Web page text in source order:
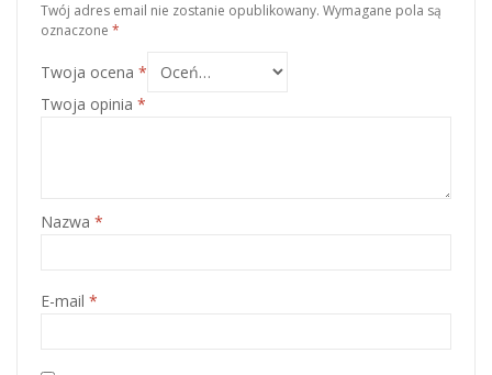
Twój adres email nie zostanie opublikowany. Wymagane pola są
oznaczone *
Twoja ocena *
Twoja opinia *
Nazwa *
E-mail *